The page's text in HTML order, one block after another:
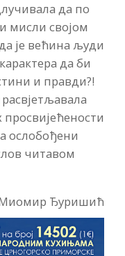
да по
мисли својом
је већина људи
да би
и правди?!
просвијећености
ослобођени
читавом
Ђуришић